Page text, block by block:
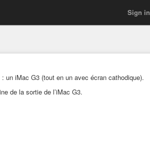
Sign in
un iMac G3 (tout en un avec écran cathodique).
de la sortie de l’iMac G3.